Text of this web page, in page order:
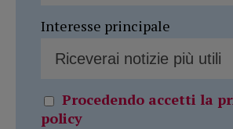
Interesse principale
Procedendo accetti la
policy